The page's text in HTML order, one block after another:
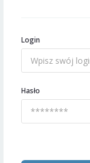
Login
Hasło